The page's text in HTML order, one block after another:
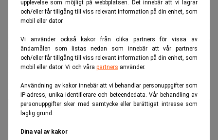
upplevelse som möjligt på webbplatsen. Det innebär att vi lagrar
och/eller får tillgång till viss relevant information på din enhet, som
mobil eller dator.
Vi använder också kakor från olika partners för vissa av
ändamålen som listas nedan som innebär att vår partners
och/eller får tillgång till viss relevant information på din enhet, som
mobil eller dator. Vi och våra partners använder.
Användning av kakor innebär att vi behandlar personuppgifter som
IP-adress, unika identifierare och beteendedata. Vår behandling av
personuppgifter sker med samtycke eller berättigat intresse som
laglig grund.
Dina val av kakor
Skogman: "80 procent går ut på att få tillbaka
pengarna"